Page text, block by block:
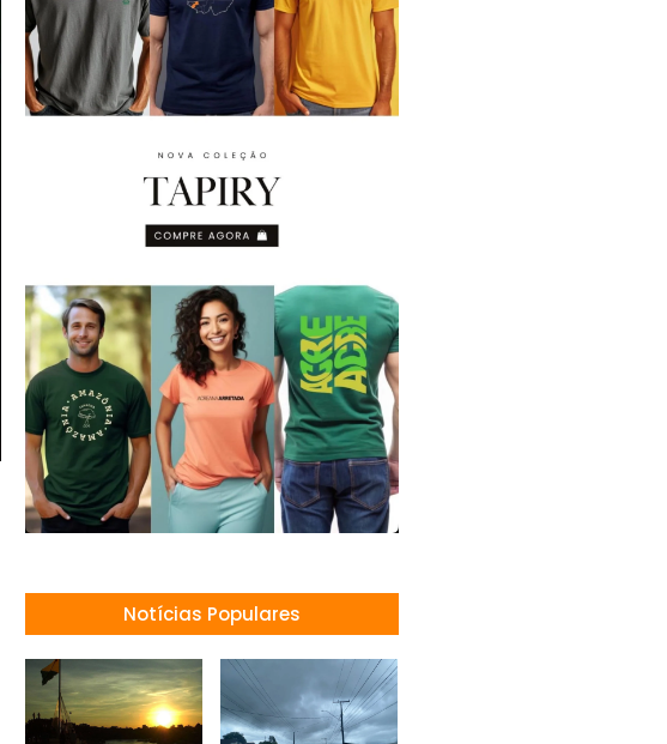
Notícias Populares